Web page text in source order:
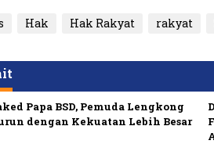
Hak Hak Rakyat rakyat
Papa BSD, Pemuda Lengkong
dengan Kekuatan Lebih Besar